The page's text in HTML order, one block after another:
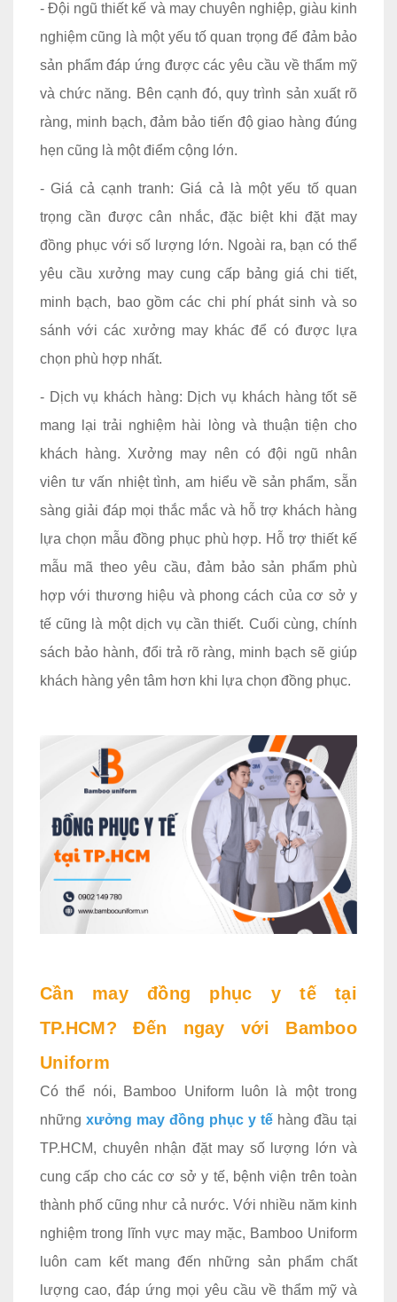
- Đội ngũ thiết kế và may chuyên nghiệp, giàu kinh
nghiệm cũng là một yếu tố quan trọng để đảm bảo
sản phẩm đáp ứng được các yêu cầu về thẩm mỹ
và chức năng. Bên cạnh đó, quy trình sản xuất rõ
ràng, minh bạch, đảm bảo tiến độ giao hàng đúng
hẹn cũng là một điểm cộng lớn.
- Giá cả cạnh tranh: Giá cả là một yếu tố quan
trọng cần được cân nhắc, đặc biệt khi đặt may
đồng phục với số lượng lớn. Ngoài ra, bạn có thể
yêu cầu xưởng may cung cấp bảng giá chi tiết,
minh bạch, bao gồm các chi phí phát sinh và so
sánh với các xưởng may khác để có được lựa
chọn phù hợp nhất.
- Dịch vụ khách hàng: Dịch vụ khách hàng tốt sẽ
mang lại trải nghiệm hài lòng và thuận tiện cho
khách hàng. Xưởng may nên có đội ngũ nhân
viên tư vấn nhiệt tình, am hiểu về sản phẩm, sẵn
sàng giải đáp mọi thắc mắc và hỗ trợ khách hàng
lựa chọn mẫu đồng phục phù hợp. Hỗ trợ thiết kế
mẫu mã theo yêu cầu, đảm bảo sản phẩm phù
hợp với thương hiệu và phong cách của cơ sở y
tế cũng là một dịch vụ cần thiết. Cuối cùng, chính
sách bảo hành, đổi trả rõ ràng, minh bạch sẽ giúp
khách hàng yên tâm hơn khi lựa chọn đồng phục.
Cần may đồng phục y tế tại
TP.HCM? Đến ngay với Bamboo
Uniform
Có thể nói, Bamboo Uniform luôn là một trong
những xưởng may đồng phục y tế hàng đầu tại
TP.HCM, chuyên nhận đặt may số lượng lớn và
cung cấp cho các cơ sở y tế, bệnh viện trên toàn
thành phố cũng như cả nước. Với nhiều năm kinh
nghiệm trong lĩnh vực may mặc, Bamboo Uniform
luôn cam kết mang đến những sản phẩm chất
lượng cao, đáp ứng mọi yêu cầu về thẩm mỹ và